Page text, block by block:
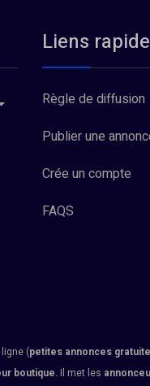
Liens
Règle de diffusion
Publier une
Crée un compte
FAQS
(petites annonces
boutique. Il met les